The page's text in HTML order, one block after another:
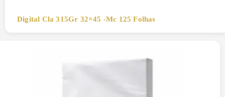
Digital Cla 315Gr 32×45 -Mc 125 Folhas